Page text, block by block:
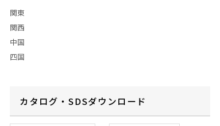
関東
関西
中国
四国
カタログ・SDSダウンロード